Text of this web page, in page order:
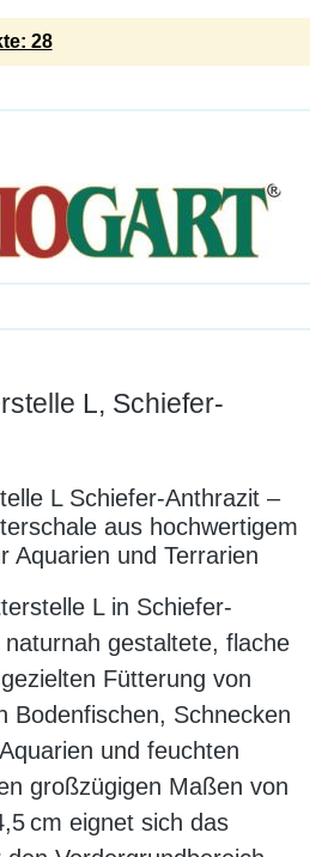
28
L, Schiefer-
L Schiefer-Anthrazit –
aus hochwertigem
Aquarien und Terrarien
L in Schiefer-
gestaltete, flache
Fütterung von
Bodenfischen, Schnecken
und feuchten
großzügigen Maßen von
cm eignet sich das